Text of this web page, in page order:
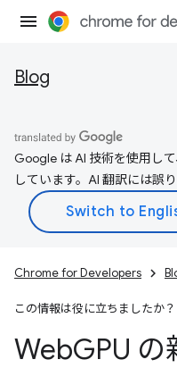
Blog
Google は AI 技術を使用し
しています。AI 翻訳には誤
Chrome for Developers
この情報は役に立ちましたか？
WebGPU